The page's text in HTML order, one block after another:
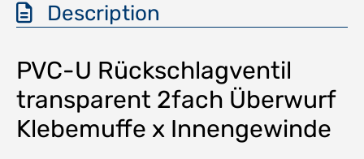
Description
PVC-U Rückschlagventil
transparent 2fach Überwurf
Klebemuffe x Innengewinde